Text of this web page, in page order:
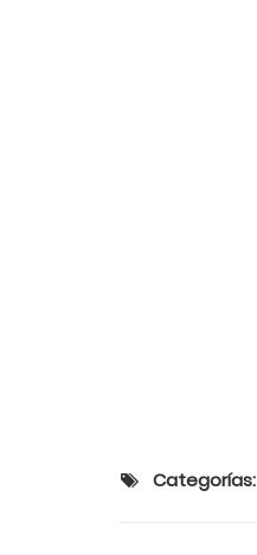
Categorías: